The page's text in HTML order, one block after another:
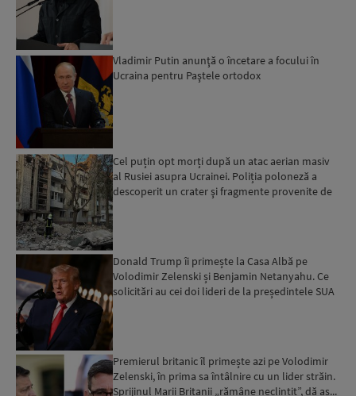
Vladimir Putin anunţă o încetare a focului în
Ucraina pentru Paştele ortodox
Cel puțin opt morți după un atac aerian masiv
al Rusiei asupra Ucrainei. Poliția poloneză a
descoperit un crater şi fragmente provenite de
Donald Trump îi primește la Casa Albă pe
Volodimir Zelenski și Benjamin Netanyahu. Ce
solicitări au cei doi lideri de la președintele SUA
Premierul britanic îl primește azi pe Volodimir
Zelenski, în prima sa întâlnire cu un lider străin.
Sprijinul Marii Britanii „rămâne neclintit”, dă as...